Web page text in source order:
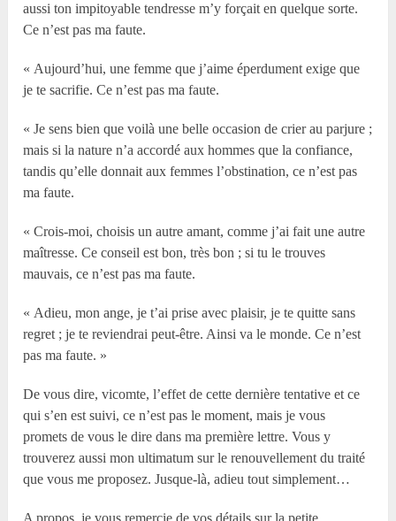
aussi ton impitoyable tendresse m’y forçait en quelque sorte.
Ce n’est pas ma faute.
« Aujourd’hui, une femme que j’aime éperdument exige que
je te sacrifie. Ce n’est pas ma faute.
« Je sens bien que voilà une belle occasion de crier au parjure ;
mais si la nature n’a accordé aux hommes que la confiance,
tandis qu’elle donnait aux femmes l’obstination, ce n’est pas
ma faute.
« Crois-moi, choisis un autre amant, comme j’ai fait une autre
maîtresse. Ce conseil est bon, très bon ; si tu le trouves
mauvais, ce n’est pas ma faute.
« Adieu, mon ange, je t’ai prise avec plaisir, je te quitte sans
regret ; je te reviendrai peut-être. Ainsi va le monde. Ce n’est
pas ma faute. »
De vous dire, vicomte, l’effet de cette dernière tentative et ce
qui s’en est suivi, ce n’est pas le moment, mais je vous
promets de vous le dire dans ma première lettre. Vous y
trouverez aussi mon ultimatum sur le renouvellement du traité
que vous me proposez. Jusque-là, adieu tout simplement…